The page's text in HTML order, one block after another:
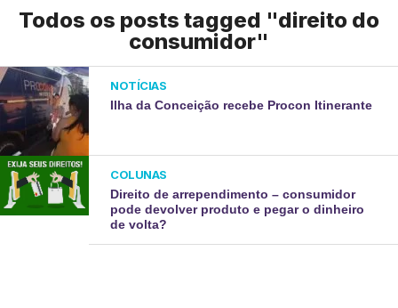
Todos os posts tagged "direito do
consumidor"
NOTÍCIAS
Ilha da Conceição recebe Procon Itinerante
COLUNAS
Direito de arrependimento – consumidor
pode devolver produto e pegar o dinheiro
de volta?